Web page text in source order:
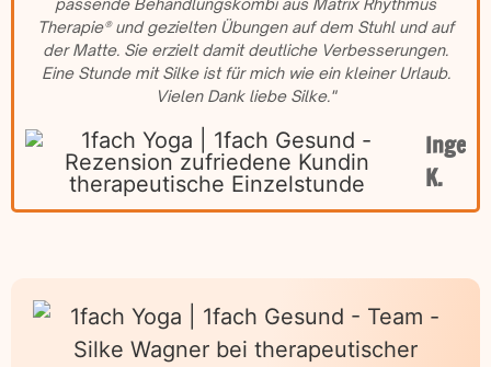
Therapie® und gezielten Übungen auf dem Stuhl und auf
der Matte. Sie erzielt damit deutliche Verbesserungen.
Eine Stunde mit Silke ist für mich wie ein kleiner Urlaub.
Vielen Dank liebe Silke."
Inge
K.